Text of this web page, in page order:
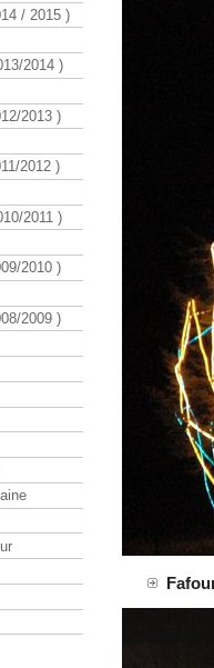
/ 2015 )
2014 )
2013 )
2012 )
2011 )
2010 )
2009 )